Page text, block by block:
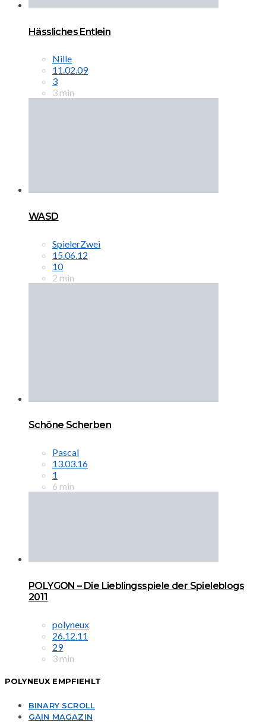
Hässliches Entlein
Nille
11.02.09
3
3 min
WASD
SpielerZwei
15.06.12
10
2 min
Schöne Scherben
Pascal
13.03.16
1
6 min
POLYGON – Die Lieblingsspiele der Spieleblogs
2011
polyneux
26.12.11
29
3 min
POLYNEUX EMPFIEHLT
BINARY SCROLL
GAIN MAGAZIN